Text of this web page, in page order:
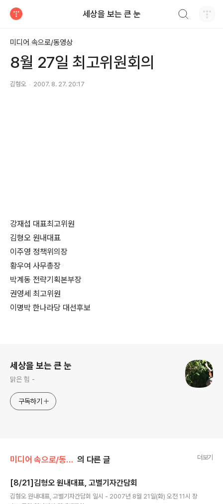
세상을 보는 큰 눈
미디어 속으로/동영상
8월 27일 최고위원회의
김형오 2007. 8. 27. 20:17
강재섭 대표최고위원
김형오 원내대표
이주영 정책위의장
황우여 사무총장
박계동 전략기획본부장
권영세 최고위원
이명박 한나라당 대선후보
세상을 보는 큰 눈
맑은 힘 -
구독하기
미디어 속으로/동영상 의 다른 글 더보기
[8/21]김형오 원내대표, 고별기자간담회
김형오 원내대표, 고별기자간담회 일시 - 2007년 8월 21일(화) 오전 11시 장